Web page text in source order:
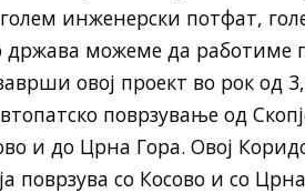
инженерски потфат,
држава можеме да работиме
овој проект во рок од
поврзување од
и до Црна Гора. Овој
поврзува со Косово и со